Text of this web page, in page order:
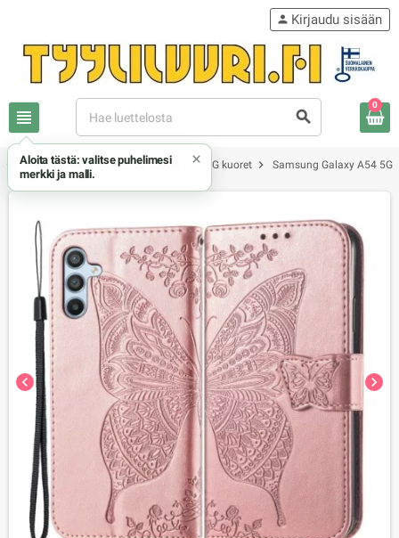
view_headline search
person Kirjaudu sisään
0
chevron_rightSamsung chevron_rightSamsung Galaxy A54 5G kuoret chevron_right Samsung Galaxy A54
chevron_left chevron_right
Aloita tästä: valitse puhelimesi
merkki ja malli.
×